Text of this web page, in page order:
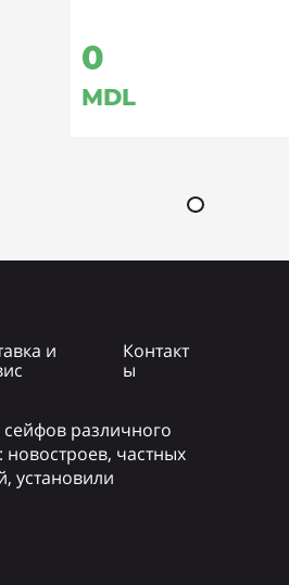
0
MDL
и
Контакт
ы
различного
частных
установили